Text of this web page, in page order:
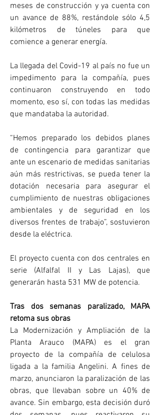
meses de construcción y ya cuenta con
un avance de 88%, restándole sólo 4,5
kilómetros de túneles para que
comience a generar energía.
La llegada del Covid-19 al país no fue un
impedimento para la compañía, pues
continuaron construyendo en todo
momento, eso sí, con todas las medidas
que mandataba la autoridad.
“Hemos preparado los debidos planes
de contingencia para garantizar que
ante un escenario de medidas sanitarias
aún más restrictivas, se pueda tener la
dotación necesaria para asegurar el
cumplimiento de nuestras obligaciones
ambientales y de seguridad en los
diversos frentes de trabajo”, sostuvieron
desde la eléctrica.
El proyecto cuenta con dos centrales en
serie (Alfalfal II y Las Lajas), que
generarán hasta 531 MW de potencia.
Tras dos semanas paralizado, MAPA
retoma sus obras
La Modernización y Ampliación de la
Planta Arauco (MAPA) es el gran
proyecto de la compañía de celulosa
ligada a la familia Angelini. A fines de
marzo, anunciaron la paralización de las
obras, que llevaban sobre un 40% de
avance. Sin embargo, esta decisión duró